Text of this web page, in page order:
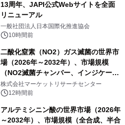
13周年、JAPI公式Webサイトを全面
リニューアル
一般社団法人日本国際化推進協会
10時間前
二酸化窒素（NO2）ガス滅菌の世界市
場（2026年～2032年）、市場規模
（NO2滅菌チャンバー、インジケータ
ーおよびモニタリングシステム、その
他）・分析レポートを発表
株式会社マーケットリサーチセンター
12時間前
アルテミシニン酸の世界市場（2026年
～2032年）、市場規模（全合成、半合